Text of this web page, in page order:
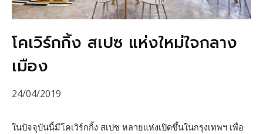
โคเวิร์กกิ้ง สเปซ แห่งใหม่ใจกลาง
เมือง
24/04/2019
ในปัจจุบันนี้มีโคเวิร์กกิ้ง สเปซ หลายแห่งเปิดขึ้นในกรุงเทพฯ เพื่อ